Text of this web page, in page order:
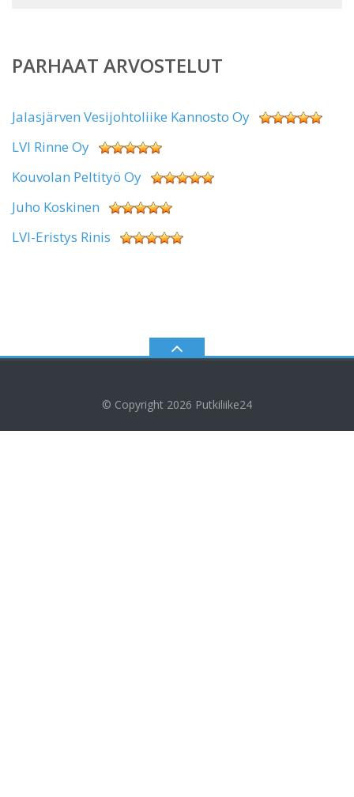
PARHAAT ARVOSTELUT
Jalasjärven Vesijohtoliike Kannosto Oy
LVI Rinne Oy
Kouvolan Peltityö Oy
Juho Koskinen
LVI-Eristys Rinis
© Copyright 2026 Putkiliike24